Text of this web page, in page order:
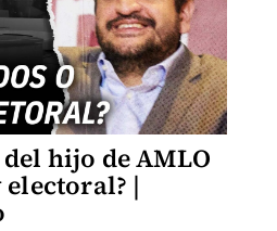
hijo de AMLO
|